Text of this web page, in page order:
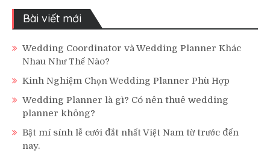
Bài viết mới
Wedding Coordinator và Wedding Planner Khác
Nhau Như Thế Nào?
Kinh Nghiệm Chọn Wedding Planner Phù Hợp
Wedding Planner là gì? Có nên thuê wedding
planner không?
Bật mí sính lễ cưới đắt nhất Việt Nam từ trước đến
nay.